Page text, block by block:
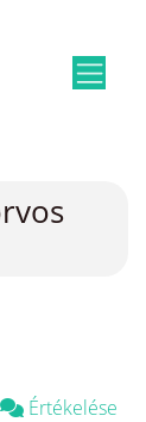
Értékelések